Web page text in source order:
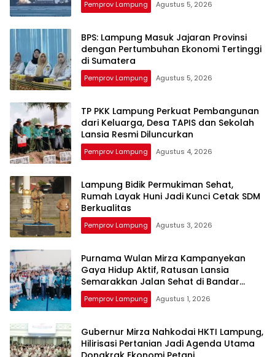
Pemprov Lampung Agustus 5, 2026
BPS: Lampung Masuk Jajaran Provinsi
dengan Pertumbuhan Ekonomi Tertinggi
di Sumatera
Pemprov Lampung Agustus 5, 2026
TP PKK Lampung Perkuat Pembangunan
dari Keluarga, Desa TAPIS dan Sekolah
Lansia Resmi Diluncurkan
Pemprov Lampung Agustus 4, 2026
Lampung Bidik Permukiman Sehat,
Rumah Layak Huni Jadi Kunci Cetak SDM
Berkualitas
Pemprov Lampung Agustus 3, 2026
Purnama Wulan Mirza Kampanyekan
Gaya Hidup Aktif, Ratusan Lansia
Semarakkan Jalan Sehat di Bandar
Lampung
Pemprov Lampung Agustus 1, 2026
Gubernur Mirza Nahkodai HKTI Lampung,
Hilirisasi Pertanian Jadi Agenda Utama